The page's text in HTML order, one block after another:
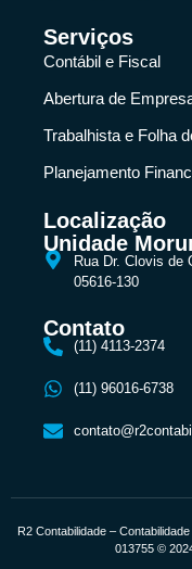
Serviços
Contábil e Fiscal
Abertura de
Trabalhista e Folha
Planejamento
Localização
Unidade
Rua Dr. Clovis de
05616-130
Contato
(11) 4113-2374
(11) 96016-6738
R2 Contabilidade –
013755 ©